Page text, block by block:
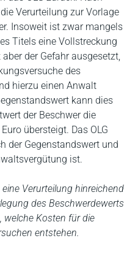
Verurteilung zur Vorlage
Insoweit ist zwar mangels
Titels eine Vollstreckung
der Gefahr ausgesetzt,
des
hierzu einen Anwalt
kann dies
der Beschwer die
übersteigt. Das OLG
der Gegenstandswert und
ist.
Verurteilung hinreichend
des Beschwerdewerts
welche Kosten für die
entstehen.